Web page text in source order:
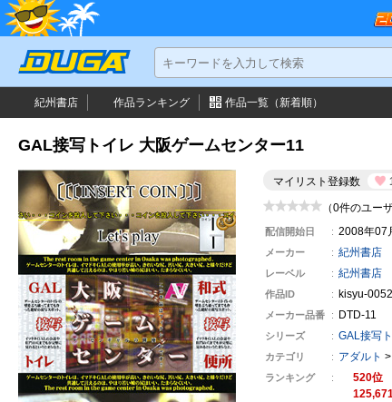
紀州書店 作品ランキング 作品一覧（新着順）
GAL接写トイレ 大阪ゲームセンター11
マイリスト登録数
（0件のユー
配信開始日 2008年07
メーカー 紀州書店
レーベル 紀州書店
作品ID kisyu-0052
メーカー品番 DTD-11
シリーズ GAL接写
カテゴリ アダルト >
ランキング 520